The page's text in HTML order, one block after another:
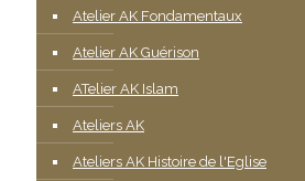
Atelier AK Fondamentaux
Atelier AK Guérison
ATelier AK Islam
Ateliers AK
Ateliers AK Histoire de l'Eglise